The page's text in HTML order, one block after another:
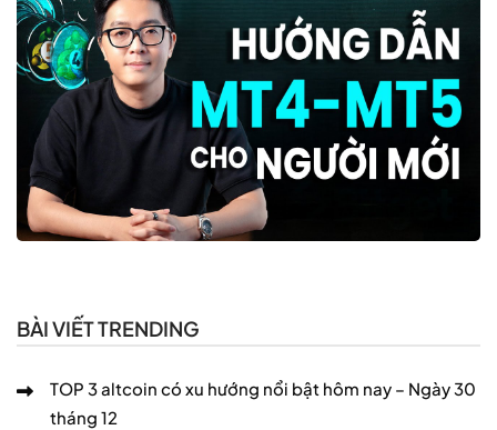
BÀI VIẾT TRENDING
TOP 3 altcoin có xu hướng nổi bật hôm nay – Ngày 30
tháng 12